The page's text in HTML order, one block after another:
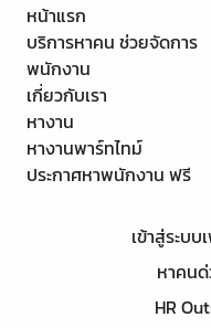
หน้าแรก
บริการหาคน ช่วยจัดการ
พนักงาน
เกี่ยวกับเรา
หางาน
หางานพาร์ทไทม์
ประกาศหาพนักงาน ฟรี
เข้าสู่ระบ
หาคนด่
HR